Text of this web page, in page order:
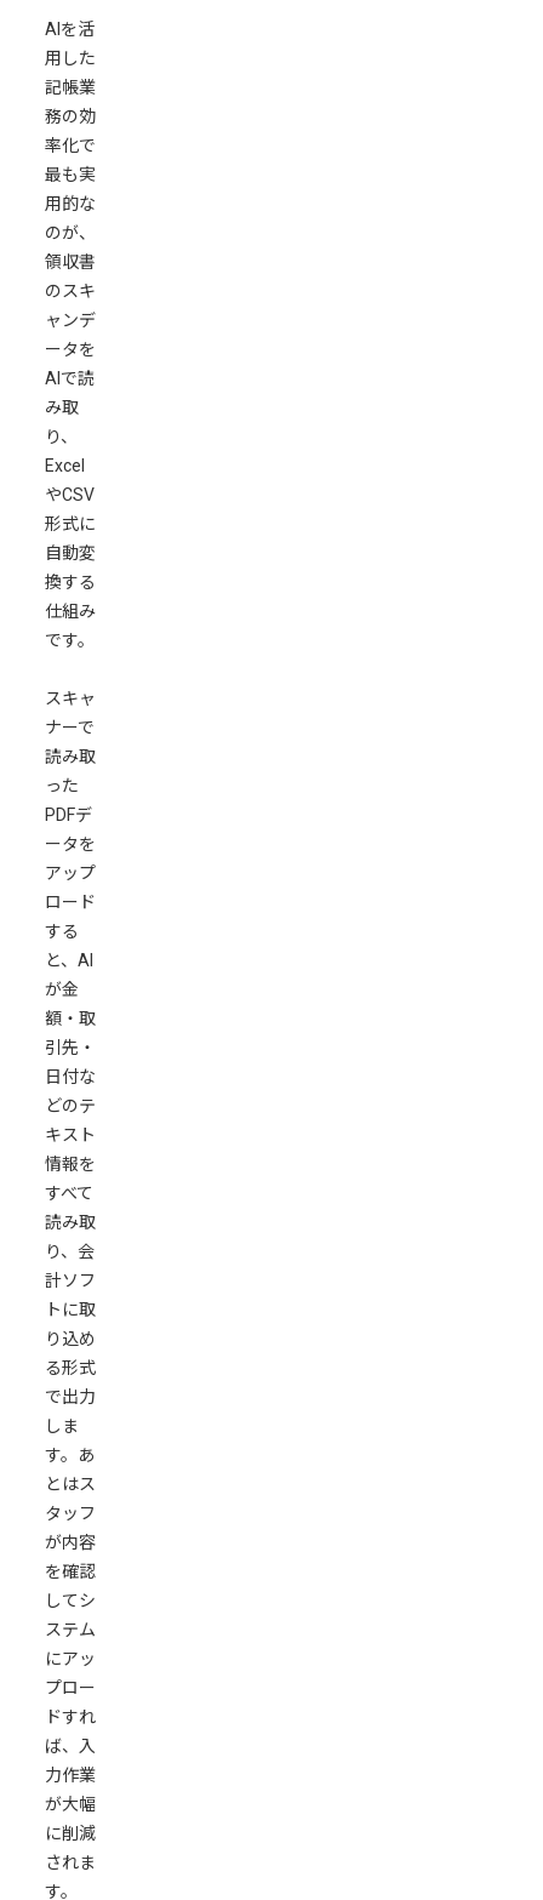
AIを活
用した
記帳業
務の効
率化で
最も実
用的な
のが、
領収書
のスキ
ャンデ
ータを
AIで読
み取
り、
Excel
やCSV
形式に
自動変
換する
仕組み
です。
スキャ
ナーで
読み取
った
PDFデ
ータを
アップ
ロード
する
と、AI
が金
額・取
引先・
日付な
どのテ
キスト
情報を
すべて
読み取
り、会
計ソフ
トに取
り込め
る形式
で出力
しま
す。あ
とはス
タッフ
が内容
を確認
してシ
ステム
にアッ
プロー
ドすれ
ば、入
力作業
が大幅
に削減
されま
す。